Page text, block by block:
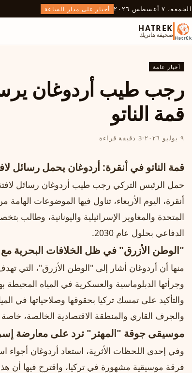
الجمعة، ٧ أغسطس ٢٠٢٦ أخبار على مدار الساعة
HATREK
صحيفة هاتريك
أخبار عامة
رجب طيب أردوغان
قمة الناتو
٩ يوليو ٢٠٢٦ ·3 دقيقة قراءة
قمة الناتو في أنقرة: أردوغان يحمل رسائل
حمل الرئيس التركي رجب طيب أردوغان رسائل
أنقرة، اليوم الأربعاء، تناول فيها الموضوعات
الدفاعي بحلول عام 2030.
"الوطن الأزرق" في ظل الخلافات البحرية مع
منها أن أردوغان أشار إلى "الوطن الأزرق"، التي
وجرأتها الدبلوماسية والعسكرية في المياه
والتأكيد على تمسك تركيا بحقوقها وصلاحياتها في
والجرف القاري والمنطقة الاقتصادية الخالصة،
موسيقى جوقة "المهتر" ترد على معارضة
وفي إحدى اللحظات الأثرية، استعاد أردوغان أجواء
فرقة موسيقية مشهورة في تركيا، واقترح فيها أن